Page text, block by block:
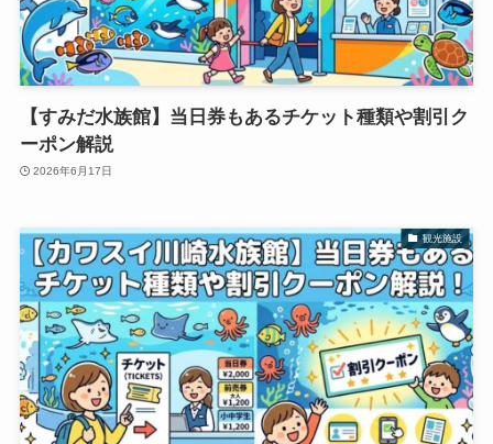
【すみだ水族館】当日券もあるチケット種類や割引ク
ーポン解説
2026年6月17日
観光施設